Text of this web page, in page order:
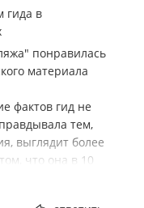
гида в
понравилась
материала
фактов гид не
тем,
выглядит более
что она в 10
в
зрения 12